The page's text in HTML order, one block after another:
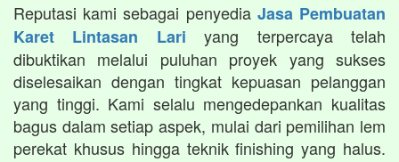
Reputasi kami sebagai penyedia Jasa Pembuatan
Karet Lintasan Lari yang terpercaya telah
dibuktikan melalui puluhan proyek yang sukses
diselesaikan dengan tingkat kepuasan pelanggan
yang tinggi. Kami selalu mengedepankan kualitas
bagus dalam setiap aspek, mulai dari pemilihan lem
perekat khusus hingga teknik finishing yang halus.